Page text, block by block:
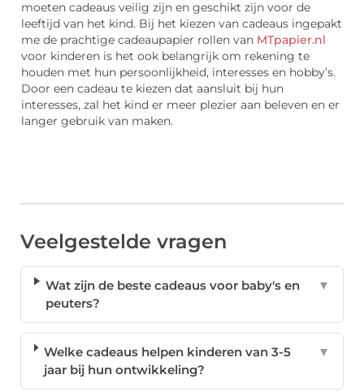
moeten cadeaus veilig zijn en geschikt zijn voor de
leeftijd van het kind. Bij het kiezen van cadeaus ingepakt
me de prachtige cadeaupapier rollen van MTpapier.nl
voor kinderen is het ook belangrijk om rekening te
houden met hun persoonlijkheid, interesses en hobby’s.
Door een cadeau te kiezen dat aansluit bij hun
interesses, zal het kind er meer plezier aan beleven en er
langer gebruik van maken.
Veelgestelde vragen
Wat zijn de beste cadeaus voor baby's en
peuters?
▼
Welke cadeaus helpen kinderen van 3-5
jaar bij hun ontwikkeling?
▼